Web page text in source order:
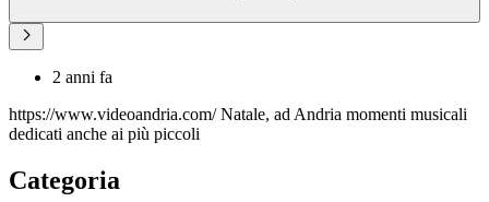
2 anni fa
https://www.videoandria.com/ Natale, ad Andria momenti musicali
dedicati anche ai più piccoli
Categoria